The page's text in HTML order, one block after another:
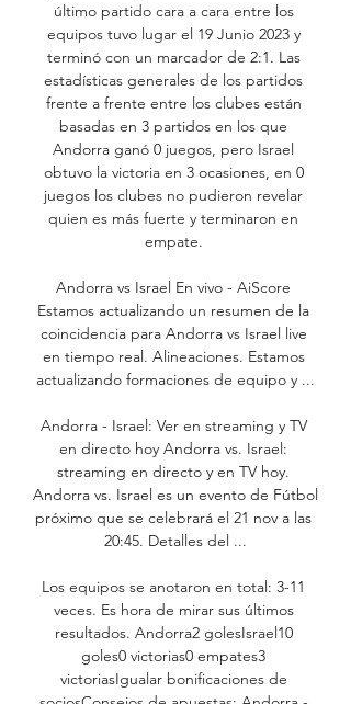
último partido cara a cara entre los
equipos tuvo lugar el 19 Junio 2023 y
terminó con un marcador de 2:1. Las
estadísticas generales de los partidos
frente a frente entre los clubes están
basadas en 3 partidos en los que
Andorra ganó 0 juegos, pero Israel
obtuvo la victoria en 3 ocasiones, en 0
juegos los clubes no pudieron revelar
quien es más fuerte y terminaron en
empate.
Andorra vs Israel En vivo - AiScore
Estamos actualizando un resumen de la
coincidencia para Andorra vs Israel live
en tiempo real. Alineaciones. Estamos
actualizando formaciones de equipo y ...
Andorra - Israel: Ver en streaming y TV
en directo hoy Andorra vs. Israel:
streaming en directo y en TV hoy.
Andorra vs. Israel es un evento de Fútbol
próximo que se celebrará el 21 nov a las
20:45. Detalles del ...
Los equipos se anotaron en total: 3-11
veces. Es hora de mirar sus últimos
resultados. Andorra2 golesIsrael10
goles0 victorias0 empates3
victoriasIgualar bonificaciones de